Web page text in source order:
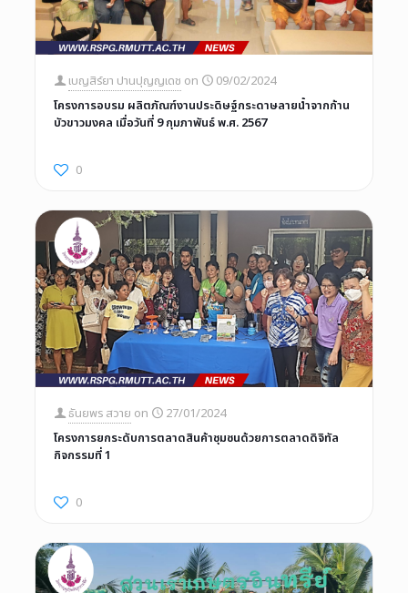
เบญสิร์ยา ปานปุญญเดช on
09/02/2024
โครงการอบรม ผลิตภัณฑ์งานประดิษฐ์กระดาษลายน้ำจากก้าน
บัวขาวมงคล เมื่อวันที่ 9 กุมภาพันธ์ พ.ศ. 2567
0
ธันยพร สวาย on
27/01/2024
โครงการยกระดับการตลาดสินค้าชุมชนด้วยการตลาดดิจิทัล
กิจกรรมที่ 1
0